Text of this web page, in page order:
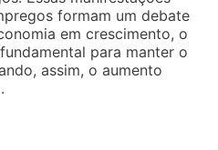
formam um debate
em crescimento, o
para manter o
assim, o aumento